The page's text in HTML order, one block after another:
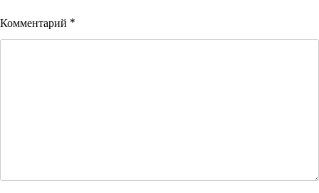
Комментарий *